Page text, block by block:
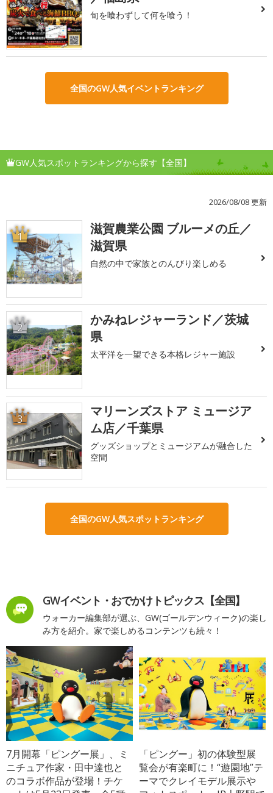
旬を喰わずして何を喰う！
全国のGW人気イベントランキング
GW人気スポットランキングから探す【全国】
2026/08/08 更新
1
滋賀農業公園 ブルーメの丘／
滋賀県
自然の中で家族とのんびり楽しめる
2
かみねレジャーランド／茨城
県
太平洋を一望できる本格レジャー施設
3
マリーンズストア ミュージア
ム店／千葉県
グッズショップとミュージアムが融合した
空間
全国のGW人気スポットランキング
GWイベント・おでかけトピックス【全国】
ウォーカー編集部が選ぶ、GW(ゴールデンウィーク)の楽し
み方を紹介。家で楽しめるコンテンツも続々！
7月開幕「ピングー展」、ミ
ニチュア作家・田中達也と
のコラボ作品が登場！チケ
「ピングー」初の体験型展
覧会が有楽町に！“遊園地”テ
ーマでクレイモデル展示や